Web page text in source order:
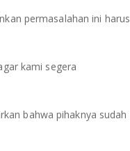
permasalahan ini harus
kami segera
bahwa pihaknya sudah